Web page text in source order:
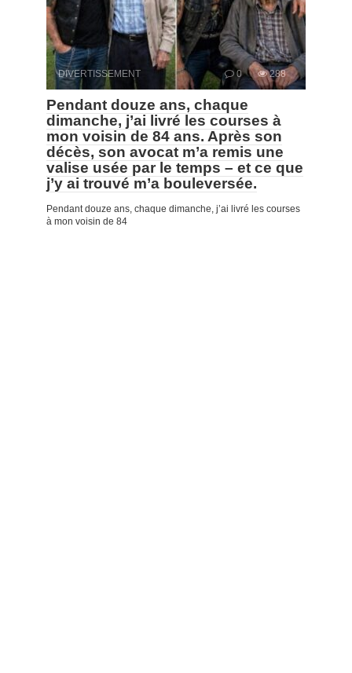
DIVERTISSEMENT 0 288
Pendant douze ans, chaque
dimanche, j’ai livré les courses à
mon voisin de 84 ans. Après son
décès, son avocat m’a remis une
valise usée par le temps – et ce que
j’y ai trouvé m’a bouleversée.
Pendant douze ans, chaque dimanche, j’ai livré les courses
à mon voisin de 84